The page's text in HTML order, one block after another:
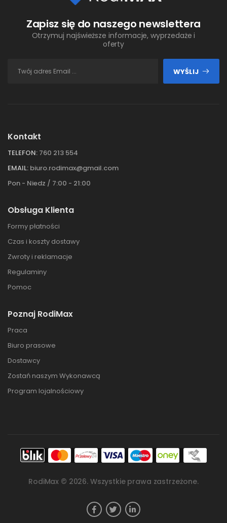
Zapisz się do naszego newslettera
Otrzymuj najświeższe informacje, wyprzedaże i
oferty
WYŚLIJ
Kontakt
TELEFON: 760 213 554
EMAIL: biuro.rodimax@gmail.com
Pon - Niedz / 7:00 - 21:00
Obsługa Klienta
Formy płatności
Czas i koszty dostawy
Zwroty i reklamacje
Regulaminy
Pomoc
Poznaj RodiMax
Praca
Biuro prasowe
Dostawcy
Zostań naszym Wykonawcą
Program lojalnościowy
RodiMax © 2026. Wszystkie prawa zastrzeżone.